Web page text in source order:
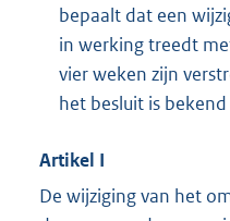
bepaalt dat een
in werking treedt
vier weken zijn
het besluit is
Artikel I
De wijziging van het